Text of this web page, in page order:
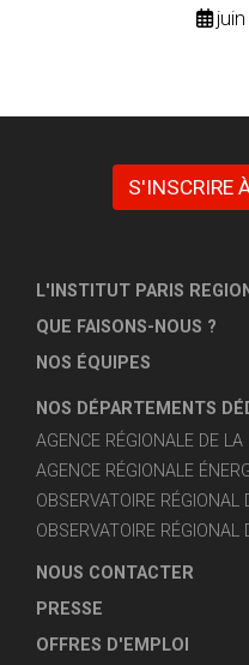
S'INSCRIRE
L'INSTITUT PARIS REGION
QUE FAISONS-NOUS ?
NOS ÉQUIPES
NOS DÉPARTEMENTS
AGENCE RÉGIONALE DE
AGENCE RÉGIONALE
OBSERVATOIRE RÉGIONAL
OBSERVATOIRE RÉGIONAL
NOUS CONTACTER
PRESSE
OFFRES D'EMPLOI